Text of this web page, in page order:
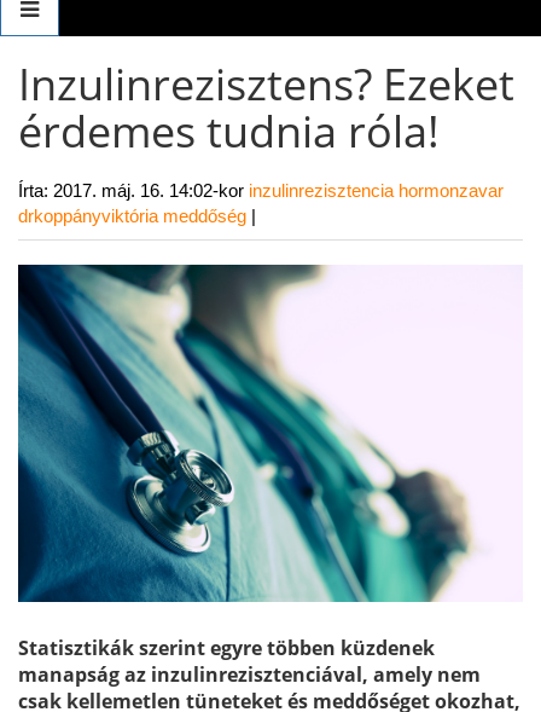
Inzulinrezisztens? Ezeket
érdemes tudnia róla!
Írta: 2017. máj. 16. 14:02-kor inzulinrezisztencia hormonzavar
drkoppányviktória meddőség |
Statisztikák szerint egyre többen küzdenek
manapság az inzulinrezisztenciával, amely nem
csak kellemetlen tüneteket és meddőséget okozhat,